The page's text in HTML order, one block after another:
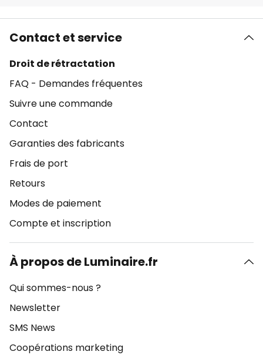
Contact et service
Droit de rétractation
FAQ - Demandes fréquentes
Suivre une commande
Contact
Garanties des fabricants
Frais de port
Retours
Modes de paiement
Compte et inscription
À propos de Luminaire.fr
Qui sommes-nous ?
Newsletter
SMS News
Coopérations marketing